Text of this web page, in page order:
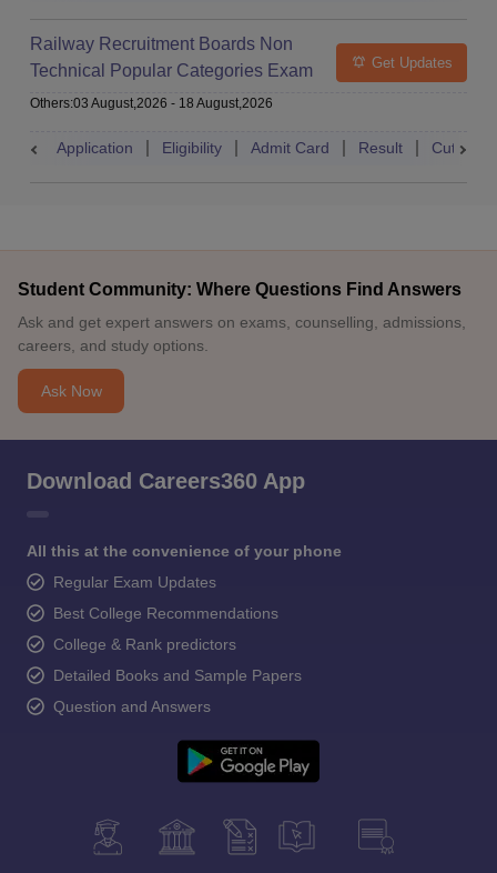
Railway Recruitment Boards Non
Technical Popular Categories Exam
Get Updates
Others:03 August,2026 - 18 August,2026
Application Eligibility Admit Card Result Cutoff
Student Community: Where Questions Find Answers
Ask and get expert answers on exams, counselling, admissions,
careers, and study options.
Ask Now
Download Careers360 App
All this at the convenience of your phone
Regular Exam Updates
Best College Recommendations
College & Rank predictors
Detailed Books and Sample Papers
Question and Answers